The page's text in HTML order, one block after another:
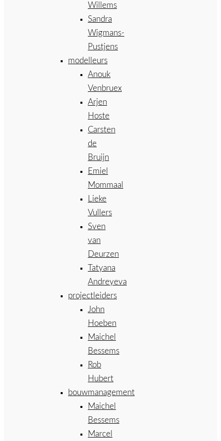
Willems
Sandra
Wigmans-
Pustjens
modelleurs
Anouk
Venbruex
Arjen
Hoste
Carsten
de
Bruijn
Emiel
Mommaal
Lieke
Vullers
Sven
van
Deurzen
Tatyana
Andreyeva
projectleiders
John
Hoeben
Maichel
Bessems
Rob
Hubert
bouwmanagement
Maichel
Bessems
Marcel